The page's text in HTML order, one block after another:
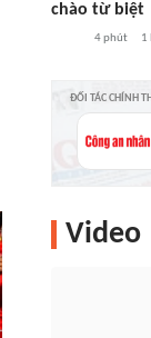
chào từ biệt
4 phút 1
ĐỐI TÁC CHÍNH
Video